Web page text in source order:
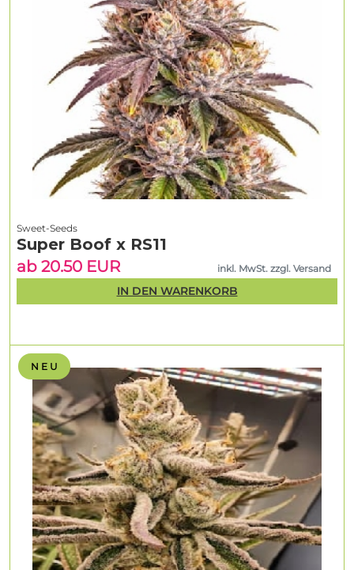
N E U
Sweet-Seeds
Super Boof x RS11
ab 20.50 EUR
inkl. MwSt. zzgl. Versand
IN DEN WARENKORB